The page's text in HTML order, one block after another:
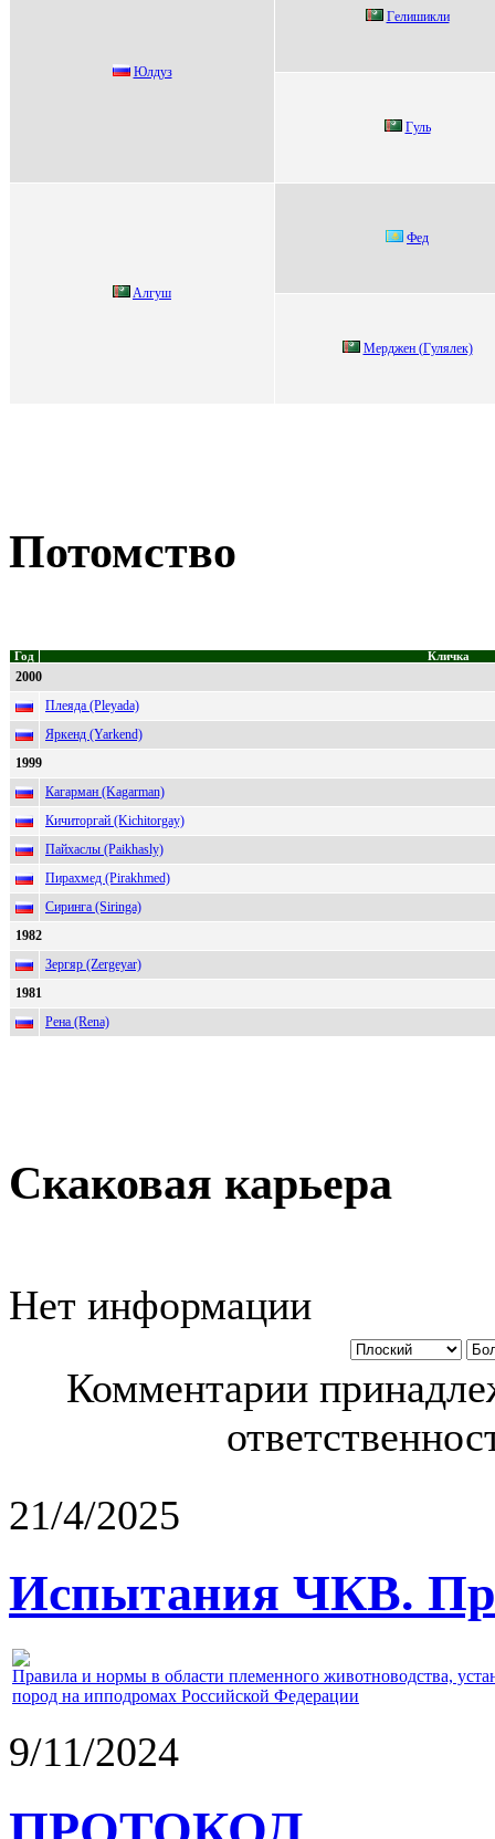
Юлдуз
Гeлишикли
Гуль
Aлгуш
Фeд
Mерджен (Гулялек)
Потомство
Год Кличка
2000
Плеяда (Pleyada)
Яркенд (Yarkend)
1999
Кагарман (Kagarman)
Кичиторгай (Kichitorgay)
Пайхаслы (Paikhasly)
Пирахмед (Pirakhmed)
Сиринга (Siringa)
1982
Зергяр (Zergeyar)
1981
Рена (Rena)
Скаковая карьера
Нет информации
Комментарии
21/4/2025
Испытания ЧКВ.
Правила и нормы в области племенного животноводства,
пород на ипподромах Российской Федерации
9/11/2024